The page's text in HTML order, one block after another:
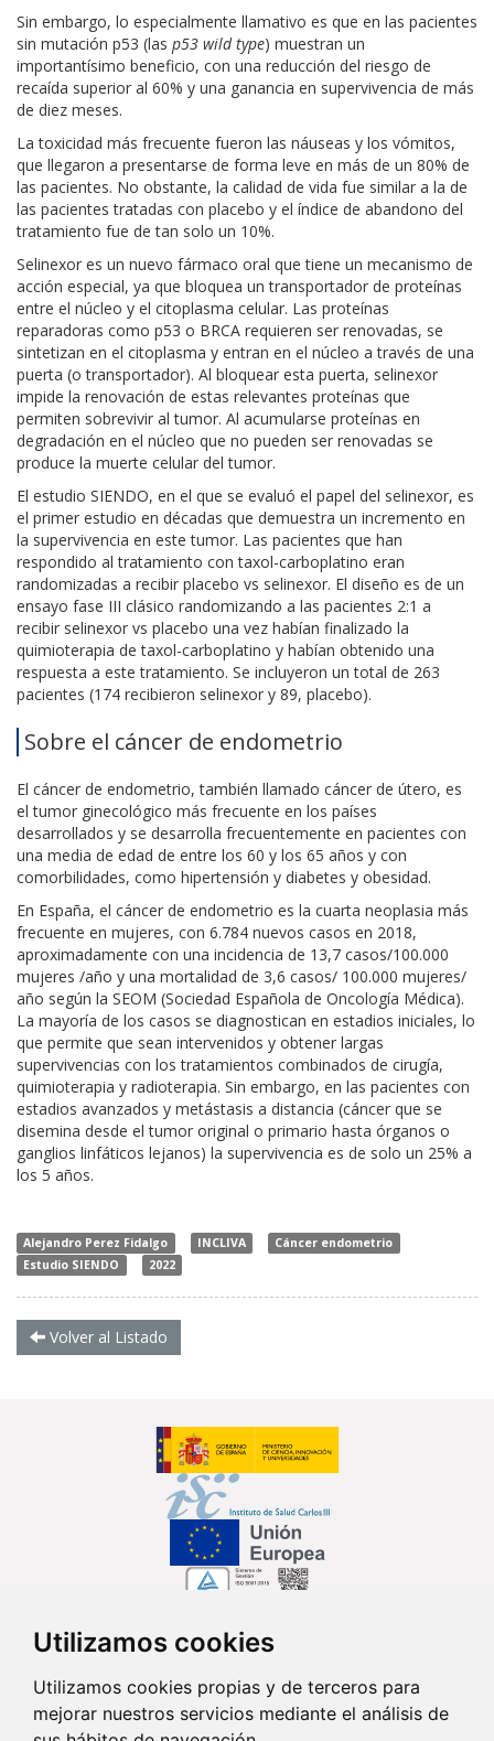
Utilizamos cookies
Utilizamos cookies propias y de terceros para
mejorar nuestros servicios mediante el análisis de
Sin embargo, lo especialmente llamativo es que en las pacientes
sin mutación p53 (las p53 wild type) muestran un
importantísimo beneficio, con una reducción del riesgo de
recaída superior al 60% y una ganancia en supervivencia de más
de diez meses.
La toxicidad más frecuente fueron las náuseas y los vómitos,
que llegaron a presentarse de forma leve en más de un 80% de
las pacientes. No obstante, la calidad de vida fue similar a la de
las pacientes tratadas con placebo y el índice de abandono del
tratamiento fue de tan solo un 10%.
Selinexor es un nuevo fármaco oral que tiene un mecanismo de
acción especial, ya que bloquea un transportador de proteínas
entre el núcleo y el citoplasma celular. Las proteínas
reparadoras como p53 o BRCA requieren ser renovadas, se
sintetizan en el citoplasma y entran en el núcleo a través de una
puerta (o transportador). Al bloquear esta puerta, selinexor
impide la renovación de estas relevantes proteínas que
permiten sobrevivir al tumor. Al acumularse proteínas en
degradación en el núcleo que no pueden ser renovadas se
produce la muerte celular del tumor.
El estudio SIENDO, en el que se evaluó el papel del selinexor, es
el primer estudio en décadas que demuestra un incremento en
la supervivencia en este tumor. Las pacientes que han
respondido al tratamiento con taxol-carboplatino eran
randomizadas a recibir placebo vs selinexor. El diseño es de un
ensayo fase III clásico randomizando a las pacientes 2:1 a
recibir selinexor vs placebo una vez habían finalizado la
quimioterapia de taxol-carboplatino y habían obtenido una
respuesta a este tratamiento. Se incluyeron un total de 263
pacientes (174 recibieron selinexor y 89, placebo).
Sobre el cáncer de endometrio
El cáncer de endometrio, también llamado cáncer de útero, es
el tumor ginecológico más frecuente en los países
desarrollados y se desarrolla frecuentemente en pacientes con
una media de edad de entre los 60 y los 65 años y con
comorbilidades, como hipertensión y diabetes y obesidad.
En España, el cáncer de endometrio es la cuarta neoplasia más
frecuente en mujeres, con 6.784 nuevos casos en 2018,
aproximadamente con una incidencia de 13,7 casos/100.000
mujeres /año y una mortalidad de 3,6 casos/ 100.000 mujeres/
año según la SEOM (Sociedad Española de Oncología Médica).
La mayoría de los casos se diagnostican en estadios iniciales, lo
que permite que sean intervenidos y obtener largas
supervivencias con los tratamientos combinados de cirugía,
quimioterapia y radioterapia. Sin embargo, en las pacientes con
estadios avanzados y metástasis a distancia (cáncer que se
disemina desde el tumor original o primario hasta órganos o
ganglios linfáticos lejanos) la supervivencia es de solo un 25% a
los 5 años.
Alejandro Perez Fidalgo INCLIVA
Cáncer endometrio
Estudio SIENDO
2022
Volver al Listado
Síguenos en...
Contacto